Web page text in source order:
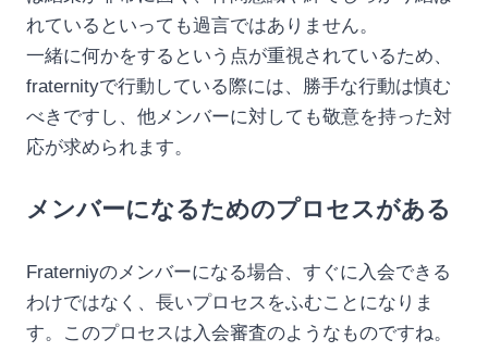
れているといっても過言ではありません。
一緒に何かをするという点が重視されているため、
fraternityで行動している際には、勝手な行動は慎む
べきですし、他メンバーに対しても敬意を持った対
応が求められます。
メンバーになるためのプロセスがある
Fraterniyのメンバーになる場合、すぐに入会できる
わけではなく、長いプロセスをふむことになりま
す。このプロセスは入会審査のようなものですね。